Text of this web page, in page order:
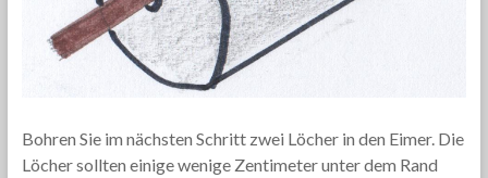
Bohren Sie im nächsten Schritt zwei Löcher in den Eimer. Die
Löcher sollten einige wenige Zentimeter unter dem Rand